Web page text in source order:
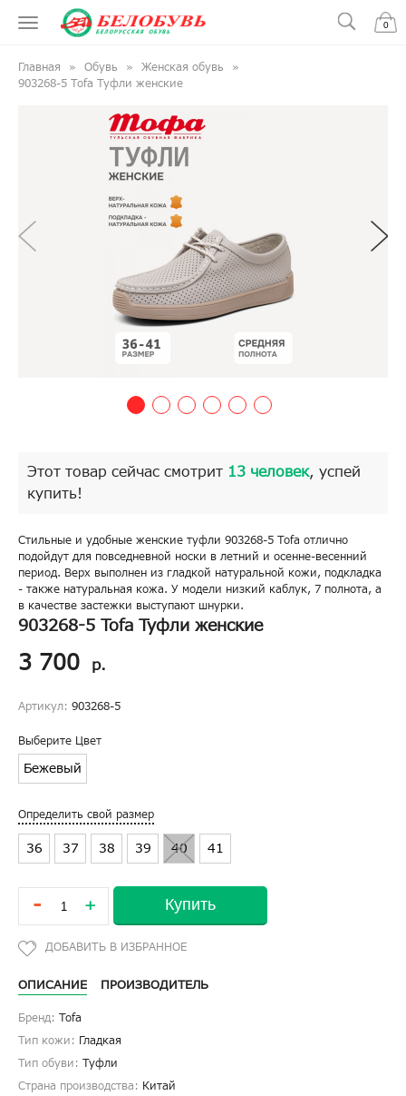
0
Главная Обувь
Женская обувь
903268-5 Tofa Туфли женские
Этот товар сейчас смотрит 13 человек, успей
купить!
Стильные и удобные женские туфли 903268-5 Tofa отлично
подойдут для повседневной носки в летний и осенне-весенний
период. Верх выполнен из гладкой натуральной кожи, подкладка
- также натуральная кожа. У модели низкий каблук, 7 полнота, а
в качестве застежки выступают шнурки.
903268-5 Tofa Туфли женские
3 700 р.
Артикул: 903268-5
Выберите Цвет
Бежевый
Определить свой размер
36 37 38 39 40 41
- + Купить
ОПИСАНИЕ ПРОИЗВОДИТЕЛЬ
Бренд: Tofa
Тип кожи: Гладкая
Тип обуви: Туфли
Страна производства: Китай